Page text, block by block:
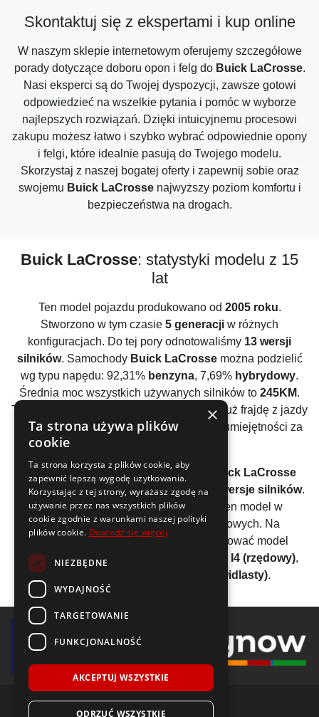
Skontaktuj się z ekspertami i kup online
W naszym sklepie internetowym oferujemy szczegółowe
porady dotyczące doboru opon i felg do Buick LaCrosse.
Nasi eksperci są do Twojej dyspozycji, zawsze gotowi
odpowiedzieć na wszelkie pytania i pomóc w wyborze
najlepszych rozwiązań. Dzięki intuicyjnemu procesowi
zakupu możesz łatwo i szybko wybrać odpowiednie opony
i felgi, które idealnie pasują do Twojego modelu.
Skorzystaj z naszej bogatej oferty i zapewnij sobie oraz
swojemu Buick LaCrossenajwyższy poziom komfortu i
bezpieczeństwa na drogach.
Buick LaCrosse: statystyki modelu z 15
lat
Ten model pojazdu produkowano od 2005 roku.
Stworzono w tym czasie 5 generacji w różnych
konfiguracjach. Do tej pory odnotowaliśmy 13 wersji
silników. Samochody Buick LaCrossemożna podzielić
wg typu napędu: 92,31% benzyna, 7,69% hybrydowy.
Średnia moc wszystkich używanych silników to 245KM.
Ten model auta posiada silniki, które dają już frajdę z jazdy
i pozwalają bardziej przetestować swoje umiejętności za
Analizując wszystkie generacje auta
Buick LaCrosse
można wyliczyć, że średnio stworzono
2 wersje silników.
Producent zdecydował się oferować ten model w
ograniczonej gamie jednostek napędowych. Na
przestrzeni lat można również sklasyfikować model
LaCrossewg konstrukcji silnika: 23,08% I4 (rzędowy),
V8 (widlasty).
×
Ta strona używa plików
cookie
Ta strona korzysta z plików cookie, aby
zapewnić lepszą wygodę użytkowania.
Korzystając z tej strony, wyrażasz zgodę na
używanie przez nas wszystkich plików
cookie zgodnie z warunkami naszej polityki
plików cookie. Dowiedz się więcej
NIEZBĘDNE
WYDAJNOŚĆ
TARGETOWANIE
FUNKCJONALNOŚĆ
AKCEPTUJ WSZYSTKIE
ODRZUĆ WSZYSTKIE